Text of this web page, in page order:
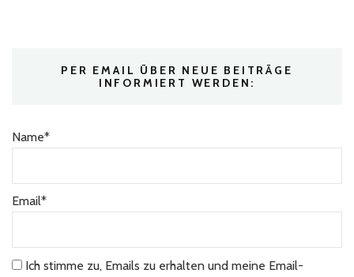
PER EMAIL ÜBER NEUE BEITRÄGE
INFORMIERT WERDEN:
Name*
Email*
Ich stimme zu, Emails zu erhalten und meine Email-